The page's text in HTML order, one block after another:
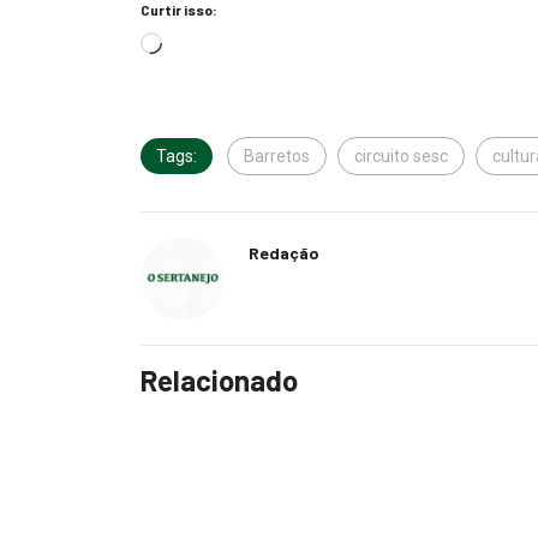
Curtir isso:
Tags: Barretos circuito sesc
Redação
Relacionado